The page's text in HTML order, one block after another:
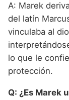
A: Marek
del latín
vinculaba al
lo que le
protección.
Q: ¿Es Marek